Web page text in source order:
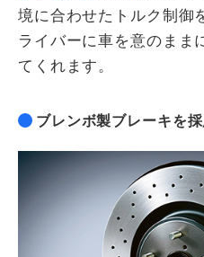
境に合わせたトルク制御
ライバーに車を意のまま
てくれます。
ブレンボ製ブレーキを採